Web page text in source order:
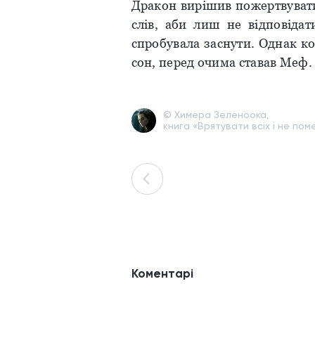
Дракон вирішив
слів, аби лиш не
спробувала заснути. Однак
сон, перед очима ставав Меф.
© Химера Зеленоока,
книга «Врятувати всіх і не
Коментарі